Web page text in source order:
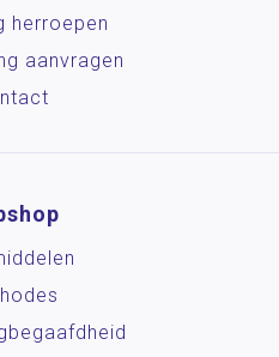
herroepen
aanvragen